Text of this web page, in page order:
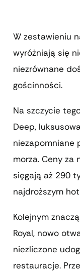
W zestawieniu
wyróżniają się
niezrównane
gościnności.
Na szczycie
Deep,
niezapomniane
morza. Ceny za
sięgają aż 290
najdroższym
Kolejnym
Royal, nowo
niezliczone
restauracje.